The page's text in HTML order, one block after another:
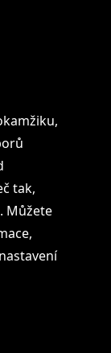
tak,
Můžete